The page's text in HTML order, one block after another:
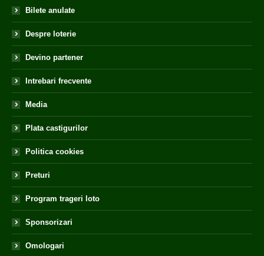
Bilete anulate
Despre loterie
Devino partener
Intrebari frecvente
Media
Plata castigurilor
Politica cookies
Preturi
Program trageri loto
Sponsorizari
Omologari